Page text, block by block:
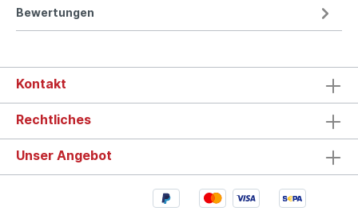
Bewertungen
Kontakt
Rechtliches
Unser Angebot